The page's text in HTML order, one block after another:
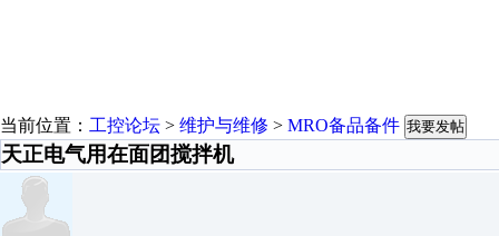
当前位置： 工控论坛 > 维护与维修 > MRO备品备件 我要发帖
天正电气用在面团搅拌机